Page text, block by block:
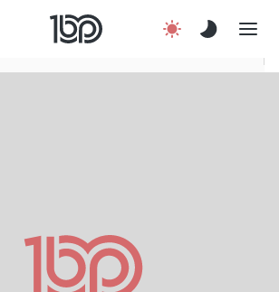
Rólunk
Korábbi évek